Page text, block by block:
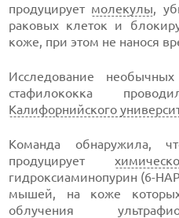
продуцирует молекулы,
раковых клеток и
коже, при этом не нанося
Исследование
стафилококка
Калифорнийского
Команда обнаружила,
продуцирует
гидроксиаминопурин (6-
мышей, на коже
облучения